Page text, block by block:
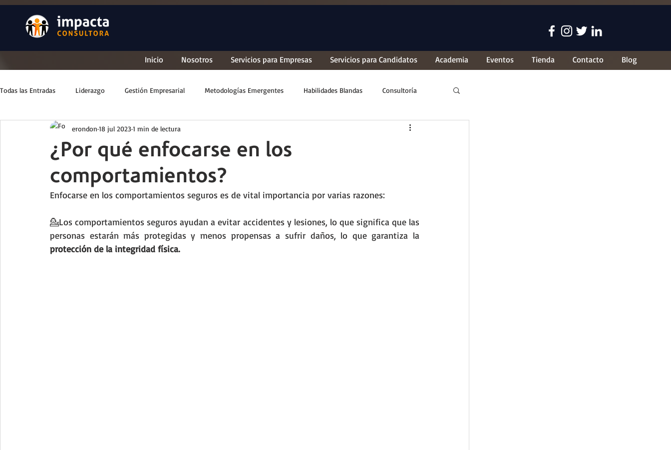
Inicio Nosotros Servicios para Empresas Servicios para Candidatos Academia Eventos Tienda Contacto Blog
Todas las Entradas Liderazgo Gestión Empresarial Metodologías Emergentes Habilidades Blandas Consultoría
¿Por qué enfocarse en los
comportamientos?
erondon 18 jul 20231 min de lectura
Enfocarse en los comportamientos seguros es de vital importancia por varias razones:
💁Los comportamientos seguros ayudan a evitar accidentes y lesiones, lo que significa que las
protección de la integridad física.